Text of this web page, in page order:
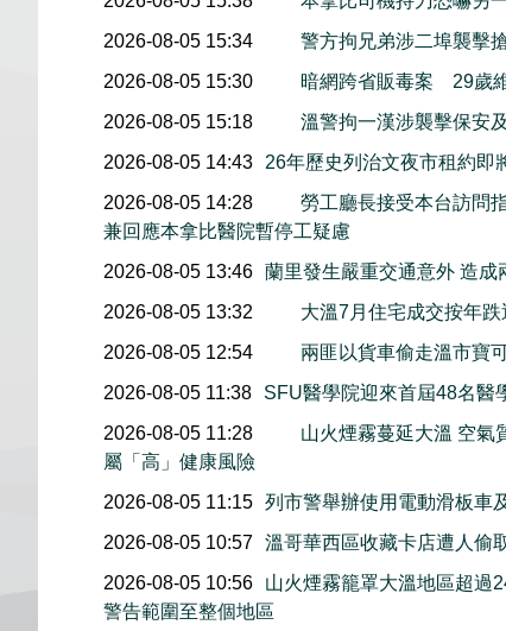
2026-08-05 15:34
警方拘兄弟涉二埠襲擊
2026-08-05 15:30
暗網跨省販毒案 29歲
2026-08-05 15:18
溫警拘一漢涉襲擊保安
2026-08-05 14:43
26年歷史列治文夜市租約即
2026-08-05 14:28
勞工廳長接受本台訪問
兼回應本拿比醫院暫停工疑慮
2026-08-05 13:46 蘭里發生嚴重交通意外 造成
2026-08-05 13:32
大溫7月住宅成交按年
2026-08-05 12:54
兩匪以貨車偷走溫市寶
2026-08-05 11:38
SFU醫學院迎來首屆48名醫
2026-08-05 11:28
山火煙霧蔓延大溫 空
屬「高」健康風險
2026-08-05 11:15 列市警舉辦使用電動滑板車
2026-08-05 10:57 溫哥華西區收藏卡店遭人偷
2026-08-05 10:56
山火煙霧籠罩大溫地區超過
警告範圍至整個地區